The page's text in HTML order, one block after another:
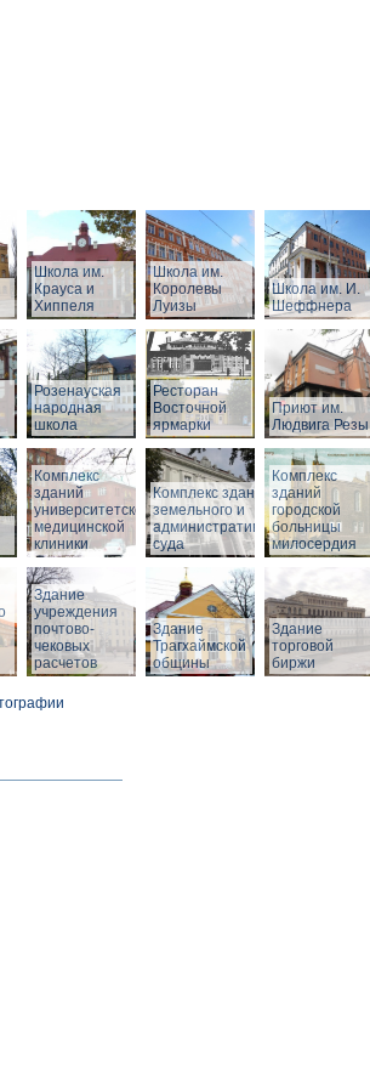
Школа им.
Крауса и
Хиппеля
Школа им.
Королевы
Луизы
Школа им. И.
Шеффнера
Розенауская
народная
школа
Ресторан
Восточной
ярмарки
Приют им.
Людвига Резы
Комплекс
зданий
университетской
медицинской
клиники
Комплекс зданий
земельного и
административного
суда
Комплекс
зданий
городской
больницы
милосердия
Здание
учреждения
почтово-
чековых
расчетов
Здание
Трагхаймской
общины
Здание
торговой
биржи